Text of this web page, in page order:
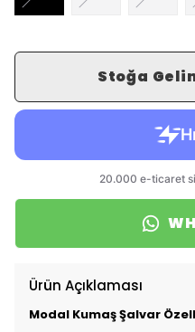
Stoğa
Ürün Açıklaması
Modal Kumaş Şalvar